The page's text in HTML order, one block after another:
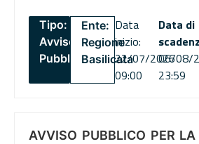
Tipo:
Avviso
Pubblico
Ente:
Regione
Basilicata
Data
inizio:
22/07/2026
09:00
Data di
06/08/
23:59
AVVISO PUBBLICO PER